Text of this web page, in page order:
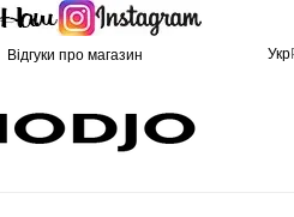
Відгуки про магазин Укр